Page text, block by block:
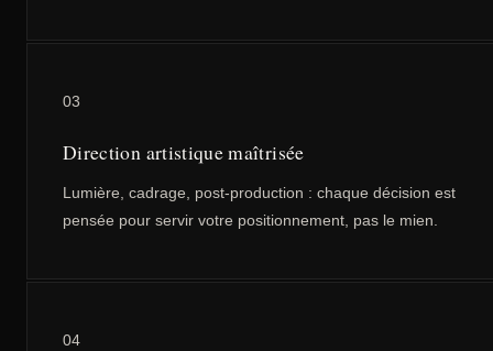
03
Direction artistique maîtrisée
Lumière, cadrage, post-production : chaque décision est
pensée pour servir votre positionnement, pas le mien.
04